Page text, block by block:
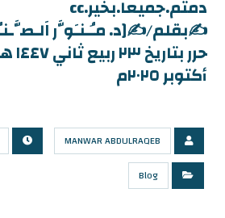
دمتم.جميعا.بخير.cc
✍بقلم/✍️[د. مـُـنـَوَّر
أكتوبر ٢٠٢٥م
MANWAR ABDULRAQEB
Blog